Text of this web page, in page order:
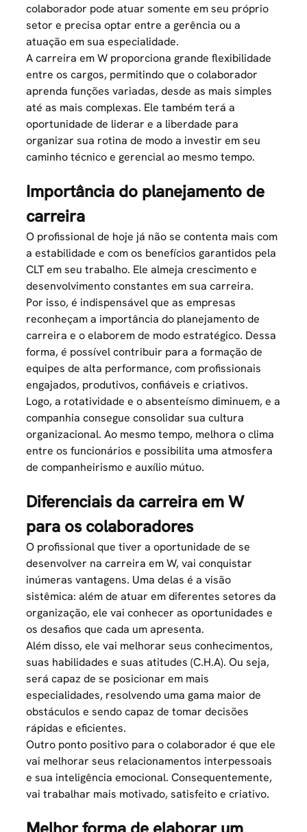
colaborador pode atuar somente em seu próprio
setor e precisa optar entre a gerência ou a
atuação em sua especialidade.
A carreira em W proporciona grande flexibilidade
entre os cargos, permitindo que o colaborador
aprenda funções variadas, desde as mais simples
até as mais complexas. Ele também terá a
oportunidade de liderar e a liberdade para
organizar sua rotina de modo a investir em seu
caminho técnico e gerencial ao mesmo tempo.
Importância do planejamento de
carreira
O profissional de hoje já não se contenta mais com
a estabilidade e com os benefícios garantidos pela
CLT em seu trabalho. Ele almeja crescimento e
desenvolvimento constantes em sua carreira.
Por isso, é indispensável que as empresas
reconheçam a importância do planejamento de
carreira e o elaborem de modo estratégico. Dessa
forma, é possível contribuir para a formação de
equipes de alta performance, com profissionais
engajados, produtivos, confiáveis e criativos.
Logo, a rotatividade e o absenteísmo diminuem, e a
companhia consegue consolidar suacultura
organizacional. Ao mesmo tempo, melhora o clima
entre os funcionários e possibilita uma atmosfera
de companheirismo e auxílio mútuo.
Diferenciais da carreira em W
para os colaboradores
O profissional que tiver a oportunidade de se
desenvolver na carreira em W, vai conquistar
inúmeras vantagens. Uma delas é a visão
sistêmica: além de atuar em diferentes setores da
organização, ele vai conhecer as oportunidades e
os desafios que cada um apresenta.
Além disso, ele vai melhorar seus conhecimentos,
suas habilidades e suas atitudes (C.H.A). Ou seja,
será capaz de se posicionar em mais
especialidades, resolvendo uma gama maior de
obstáculos e sendo capaz de tomardecisões
rápidas e eficientes.
Outro ponto positivo para o colaborador é que ele
vai melhorar seus relacionamentos interpessoais
e sua inteligência emocional. Consequentemente,
vai trabalhar mais motivado, satisfeito e criativo.